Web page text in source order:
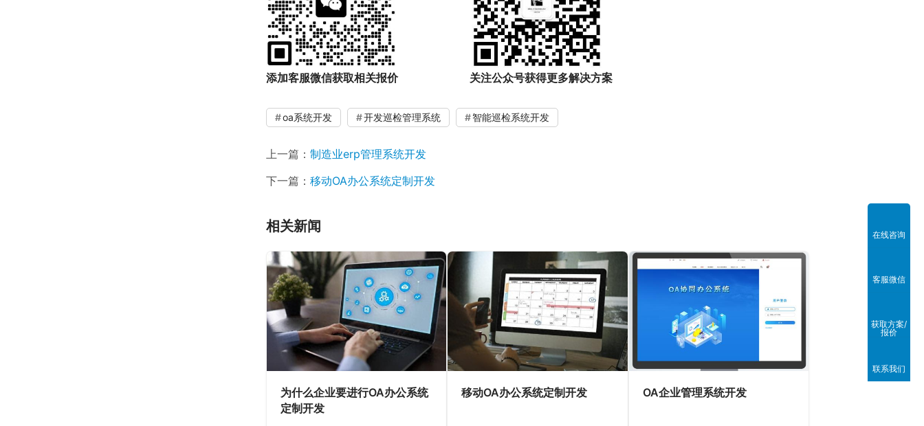
添加客服微信获取相关报价 关注公众号获得更多解决方案
oa系统开发 开发巡检管理系统 智能巡检系统开发
上一篇： 制造业erp管理系统开发
下一篇： 移动OA办公系统定制开发
相关新闻
为什么企业要进行OA办公系统
定制开发
移动OA办公系统定制开发 OA企业管理系统开发
在线咨询
客服微信
获取方案/
报价
联系我们